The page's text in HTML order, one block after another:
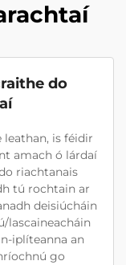
do
leathan, is féidir
amach ó lárdaí
riachtanais
tú rochtain ar
deisiúcháin
lascaineacháin
iplíteanna an
go